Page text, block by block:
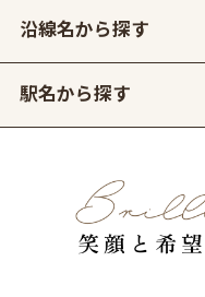
沿線名から探す
駅名から探す